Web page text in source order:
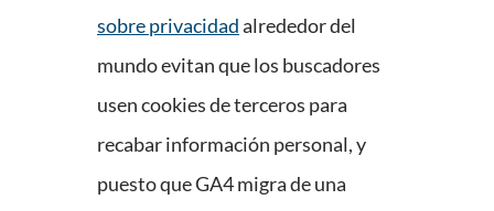
sobre privacidadalrededor del
mundo evitan que los buscadores
usen cookies de terceros para
recabar información personal, y
puesto que GA4 migra de una